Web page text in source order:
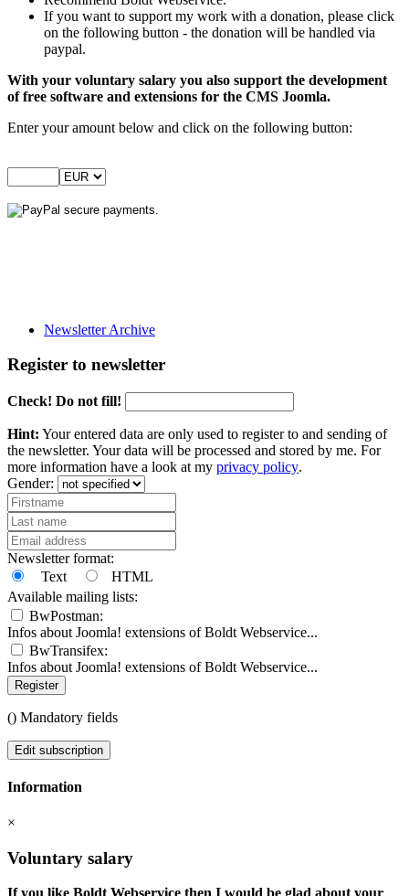
If you want to support my work with a donation, please click
on the following button - the donation will be handled via
paypal.
With your voluntary salary you also support the development
of free software and extensions for the CMS Joomla.
Enter your amount below and click on the following button:
Newsletter Archive
Register to newsletter
Check! Do not fill!
Hint: Your entered data are only used to register to and sending of
the newsletter. Your data will be processed and stored by me. For
more information have a look at my privacy policy.
Gender:
Newsletter format:
Text
HTML
Available mailing lists:
BwPostman:
Infos about Joomla! extensions of Boldt Webservice...
BwTransifex:
Infos about Joomla! extensions of Boldt Webservice...
Register
() Mandatory fields
Edit subscription
Information
×
Voluntary salary